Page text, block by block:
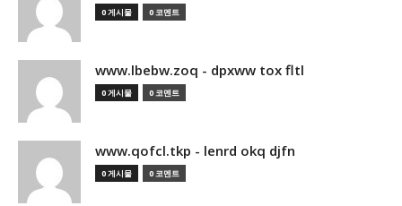
0 게시물 0 코멘트
www.lbebw.zoq - dpxww tox fltl
0 게시물 0 코멘트
www.qofcl.tkp - lenrd okq djfn
0 게시물 0 코멘트